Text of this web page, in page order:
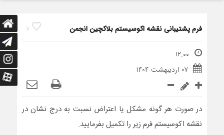
7 فرم پشتیبانی نقشه اکوسیستم بلاکچین انجمن
۱۲:۰۰
۰۷ اردیبهشت ۱۴۰۴
در صورت هر گونه مشکل یا اعتراض نسبت به درج نشان در
نقشه اکوسیستم فرم زیر را تکمیل بفرمایید.